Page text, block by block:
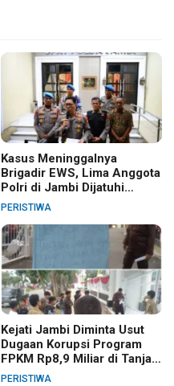
Kasus Meninggalnya
Brigadir EWS, Lima Anggota
Polri di Jambi Dijatuhi
Sanksi PTDH
PERISTIWA
Kejati Jambi Diminta Usut
Dugaan Korupsi Program
FPKM Rp8,9 Miliar di Tanjab
Barat
PERISTIWA